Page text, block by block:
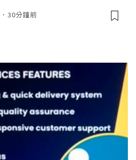
30分鐘前